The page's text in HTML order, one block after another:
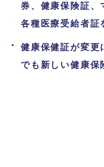
券、健康保険証、
各種医療受給者証
健康保健証が変更
でも新しい健康保